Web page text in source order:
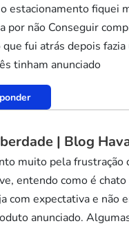
estacionamento fiquei
por não Conseguir
fui atrás depois fazia
tinham anunciado
| Blog
muito pela frustração
entendo como é
com expectativa e não
anunciado.